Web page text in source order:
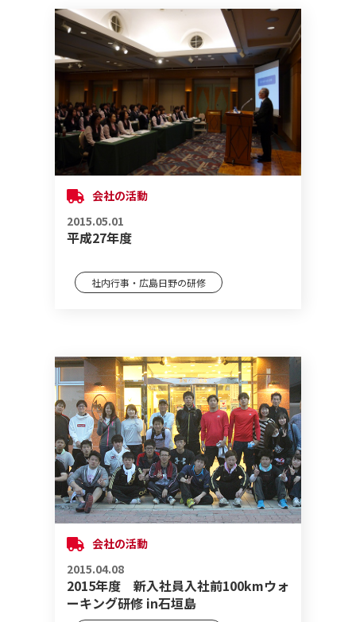
会社の活動
2015.05.01
平成27年度
社内行事・広島日野の研修
会社の活動
2015.04.08
2015年度 新入社員入社前100kmウォ
ーキング研修 in石垣島